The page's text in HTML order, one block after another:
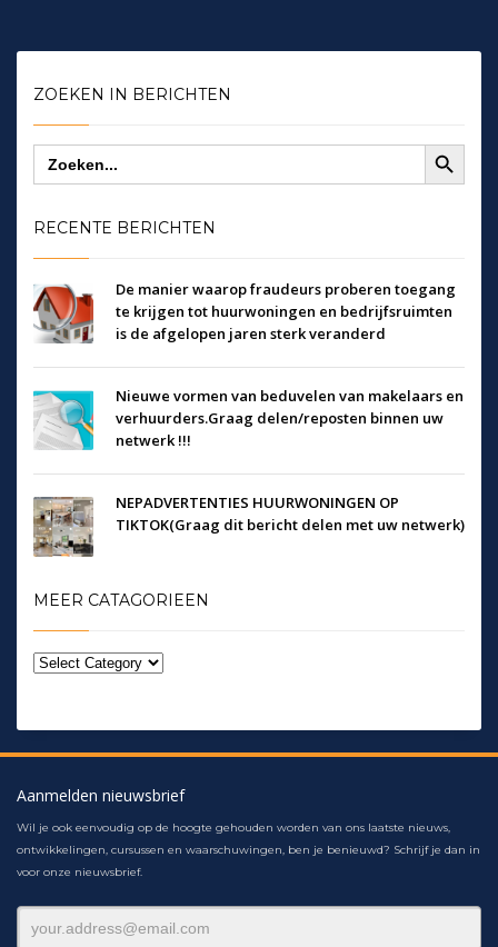
ZOEKEN IN BERICHTEN
Zoek
naar:
Zoekknop
RECENTE BERICHTEN
De manier waarop fraudeurs proberen toegang
te krijgen tot huurwoningen en bedrijfsruimten
is de afgelopen jaren sterk veranderd
Nieuwe vormen van beduvelen van makelaars en
verhuurders.Graag delen/reposten binnen uw
netwerk !!!
NEPADVERTENTIES HUURWONINGEN OP
TIKTOK(Graag dit bericht delen met uw netwerk)
MEER CATAGORIEEN
Aanmelden nieuwsbrief
Wil je ook eenvoudig op de hoogte gehouden worden van ons laatste nieuws,
ontwikkelingen, cursussen en waarschuwingen, ben je benieuwd? Schrijf je dan in
voor onze nieuwsbrief.